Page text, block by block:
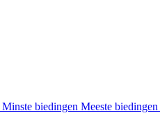
Minste biedingen Meeste biedingen